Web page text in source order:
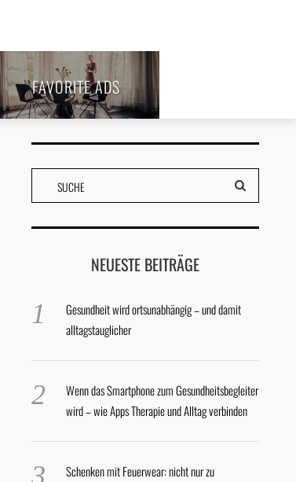
FAVORITE ADS
NEUESTE BEITRÄGE
Gesundheit wird ortsunabhängig – und damit
alltagstauglicher
Wenn das Smartphone zum Gesundheitsbegleiter
wird – wie Apps Therapie und Alltag verbinden
Schenken mit Feuerwear: nicht nur zu